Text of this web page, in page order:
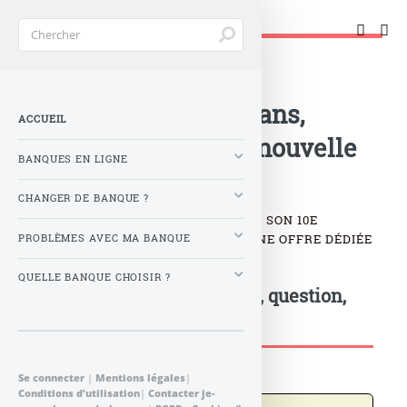
Changer de banque !
Yomoni fête ses 10 ans,
70.000 clients, une nouvelle
offre à la clé
FORT DE SES 70.000 CLIENTS, POUR SON 10E
ANNIVERSAIRE, YOMONI LANCE UNE OFFRE DÉDIÉE
AUX CGP, ALTHÉIS BY YOMONI.
Postez votre commentaire, question,
ACCUEIL
BANQUES EN LIGNE
CHANGER DE BANQUE ?
PROBLÈMES AVEC MA BANQUE
QUELLE BANQUE CHOISIR ?
Se connecter | Mentions légales|
Conditions d’utilisation| Contacter je-